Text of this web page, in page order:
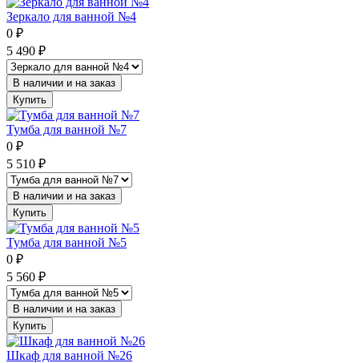
Зеркало для ванной №4
0 ₽
5 490 ₽
В наличии и на заказ
Купить
Тумба для ванной №7
0 ₽
5 510 ₽
В наличии и на заказ
Купить
Тумба для ванной №5
0 ₽
5 560 ₽
В наличии и на заказ
Купить
Шкаф для ванной №26